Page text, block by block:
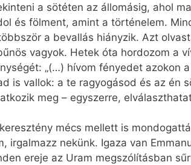
a sötéten az állomásig, ahol
és fölment, amint a történelem.
a bevallás hiányzik. Azt
vagyok. Hetek óta hordozom a
„(…) hívom fényedet azokon
is vallok: a te ragyogásod és az
meg – egyszerre,
mécs mellett is
irgalmazz nekünk. Igaza van
ereje az Uram megszólításban